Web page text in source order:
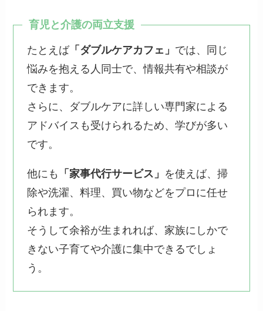
育児と介護の両立支援
たとえば「ダブルケアカフェ」 では、同じ
悩みを抱える人同士で、情報共有や相談が
できます。
さらに、ダブルケアに詳しい専門家による
アドバイスも受けられるため、学びが多い
です。
他にも 「家事代行サービス」 を使えば、掃
除や洗濯、料理、買い物などをプロに任せ
られます。
そうして余裕が生まれれば、家族にしかで
きない子育てや介護に集中できるでしょ
う。